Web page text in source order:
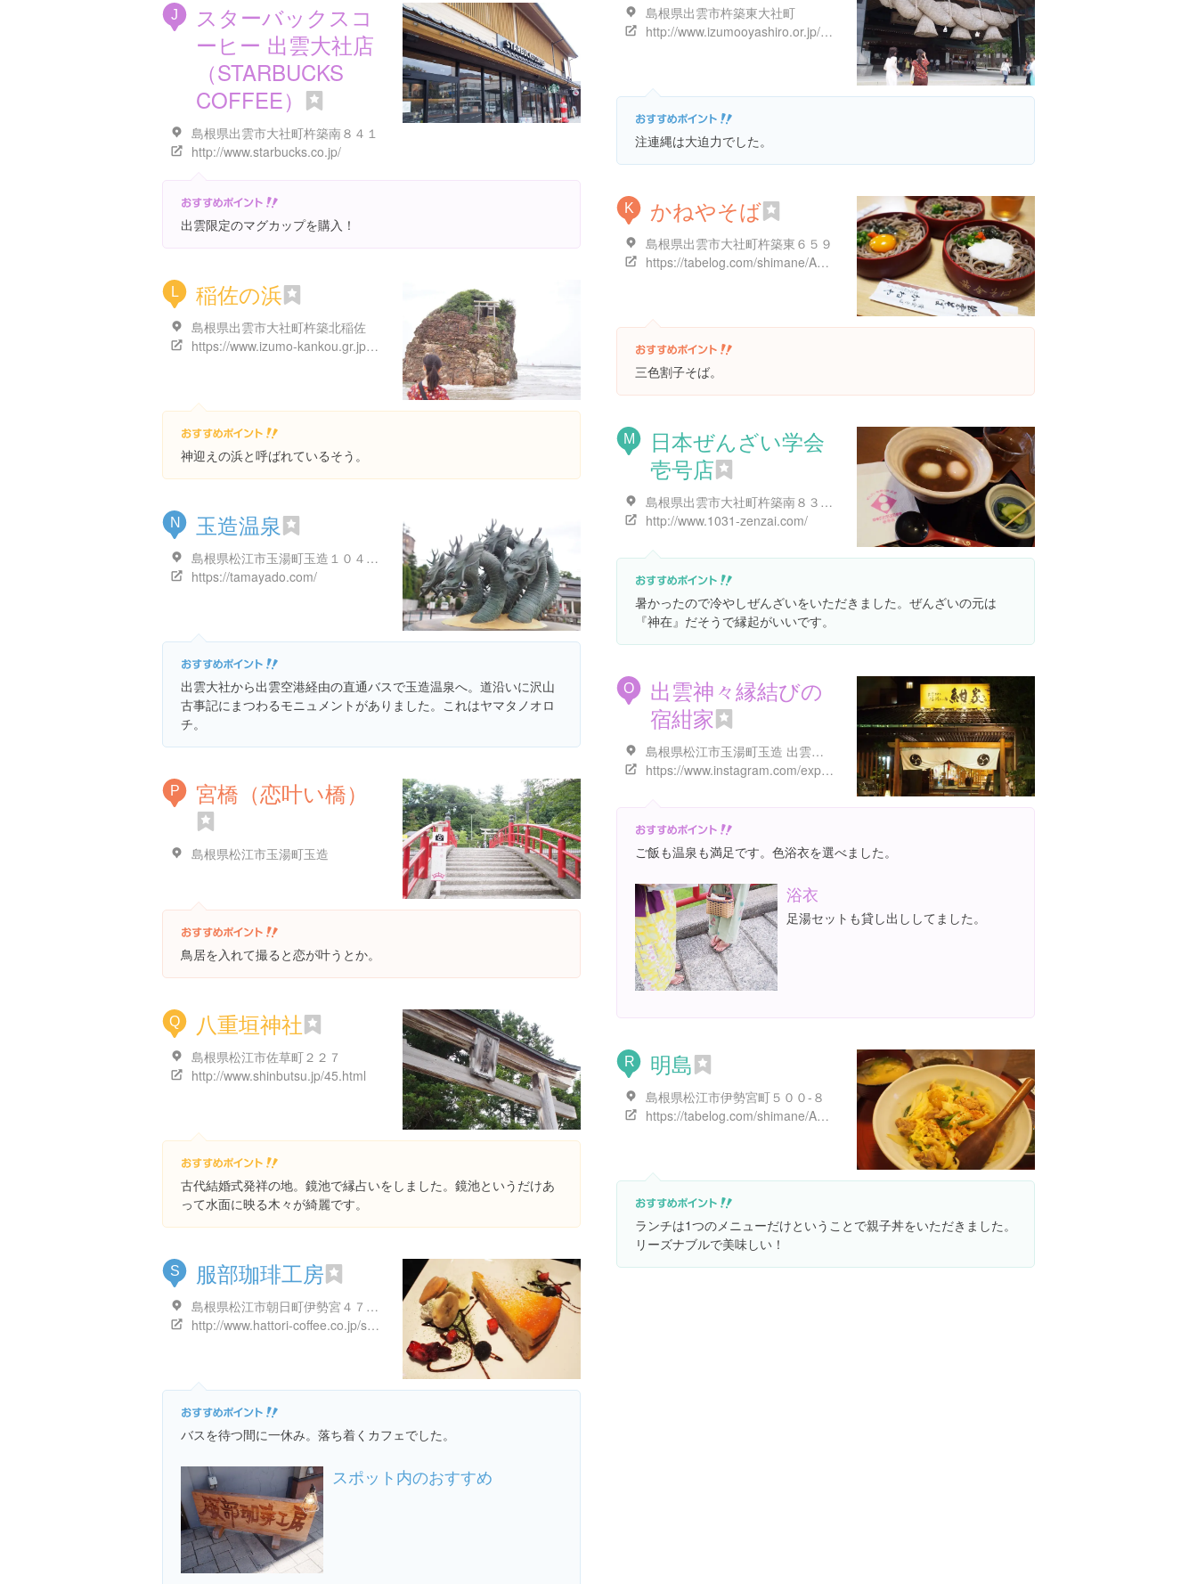
島根県出雲市杵築東大社町
http://www.izumooyashiro.or.jp/guide.html
注連縄は大迫力でした。
J
スターバックスコ
ーヒー 出雲大社店
（STARBUCKS
COFFEE）
島根県出雲市大社町杵築南８４１
http://www.starbucks.co.jp/
出雲限定のマグカップを購入！
K かねやそば
島根県出雲市大社町杵築東６５９
https://tabelog.com/shimane/A3202/A320201/32000169/
三色割子そば。
L 稲佐の浜
島根県出雲市大社町杵築北稲佐
https://www.izumo-kankou.gr.jp/213
神迎えの浜と呼ばれているそう。
M
日本ぜんざい学会
壱号店
島根県出雲市大社町杵築南８３６-２
http://www.1031-zenzai.com/
暑かったので冷やしぜんざいをいただきました。ぜんざいの元は
『神在』だそうで縁起がいいです。
N 玉造温泉
島根県松江市玉湯町玉造１０４２ 玉造温泉旅亭山の井
https://tamayado.com/
出雲大社から出雲空港経由の直通バスで玉造温泉へ。道沿いに沢山
古事記にまつわるモニュメントがありました。これはヤマタノオロ
チ。
O
出雲神々縁結びの
宿紺家
島根県松江市玉湯町玉造 出雲神々 縁結びの宿 紺家
https://www.instagram.com/explore/locations/4562145
ご飯も温泉も満足です。色浴衣を選べました。
浴衣
足湯セットも貸し出ししてました。
P 宮橋（恋叶い橋）
島根県松江市玉湯町玉造
鳥居を入れて撮ると恋が叶うとか。
Q 八重垣神社
島根県松江市佐草町２２７
http://www.shinbutsu.jp/45.html
古代結婚式発祥の地。鏡池で縁占いをしました。鏡池というだけあ
って水面に映る木々が綺麗です。
R 明島
島根県松江市伊勢宮町５００-８
https://tabelog.com/shimane/A3201/A320101/32002424/
ランチは1つのメニューだけということで親子丼をいただきました。
リーズナブルで美味しい！
S 服部珈琲工房
島根県松江市朝日町伊勢宮４７２-２
http://www.hattori-coffee.co.jp/shop/hattori/index.htm#shamine
バスを待つ間に一休み。落ち着くカフェでした。
スポット内のおすすめ